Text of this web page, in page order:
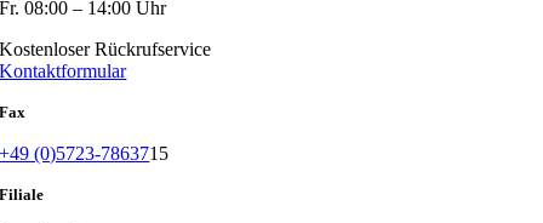
Fr. 08:00 – 14:00 Uhr
Kostenloser Rückrufservice
Kontaktformular
Fax
+49 (0)5723-7863715
Filiale